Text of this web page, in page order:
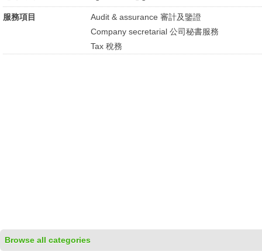
服務項目
Audit & assurance 審計及鑒證
Company secretarial 公司秘書服務
Tax 稅務
Browse all categories